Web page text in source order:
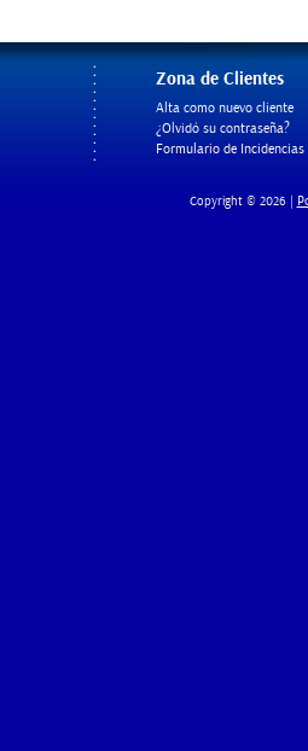
Zona de Clientes
Alta como nuevo cliente
¿Olvidó su contraseña?
Formulario de Incidencias
Copyright © 2026 |